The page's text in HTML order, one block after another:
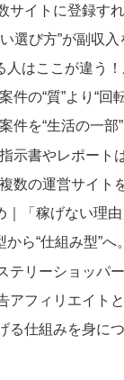
サイトに登録す
い選び方”が副収
人はここが違う
件の“質”より“回
件を“生活の一部
示書やレポート
数の運営サイト
｜「稼げない理
から“仕組み型”
テリーショッパ
アフィリエイト
る仕組みを身に